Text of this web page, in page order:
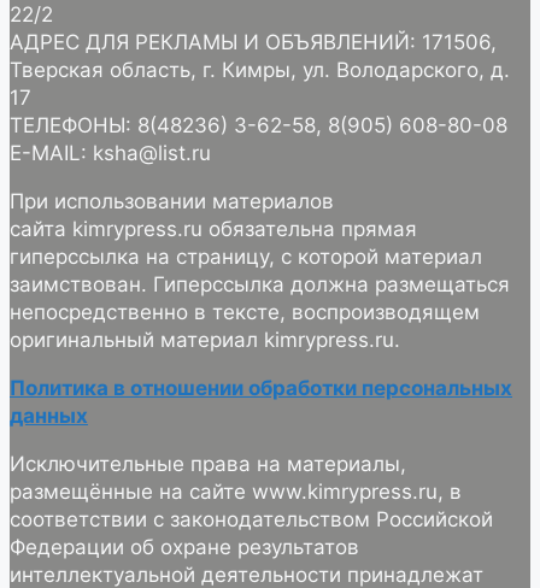
22/2
АДРЕС ДЛЯ РЕКЛАМЫ И ОБЪЯВЛЕНИЙ: 171506,
Тверская область, г. Кимры, ул. Володарского, д.
17
ТЕЛЕФОНЫ: 8(48236) 3-62-58, 8(905) 608-80-08
E-MAIL: ksha@list.ru
При использовании материалов
сайта kimrypress.ru обязательна прямая
гиперссылка на страницу, с которой материал
заимствован. Гиперссылка должна размещаться
непосредственно в тексте, воспроизводящем
оригинальный материал kimrypress.ru.
Политика в отношении обработки персональных
данных
Исключительные права на материалы,
размещённые на сайте www.kimrypress.ru, в
соответствии с законодательством Российской
Федерации об охране результатов
интеллектуальной деятельности принадлежат